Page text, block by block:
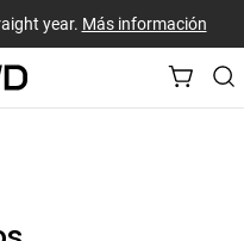
year. Más información